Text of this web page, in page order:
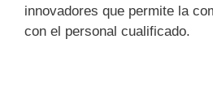
innovadores que permite la
con el personal cualificado.